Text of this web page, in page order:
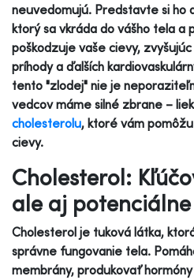
neuvedomujú. Predstavte si ho
ktorý sa vkráda do vášho tela a
poškodzuje vaše cievy,
príhody a ďalších
tento "zlodej" nie je
vedcov máme silné zbrane –
cholesterolu, ktoré vám
cievy.
Cholesterol:
ale aj
Cholesterol je tuková látka,
správne fungovanie tela.
membrány, produkovať